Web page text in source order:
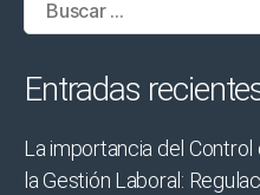
Entradas
La importancia del
la Gestión Laboral: